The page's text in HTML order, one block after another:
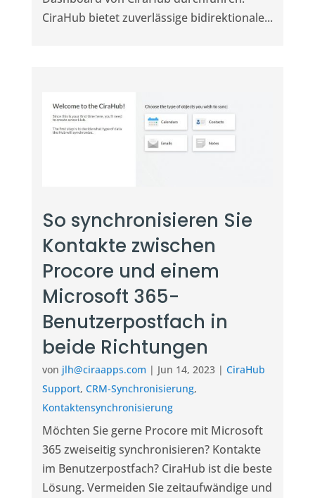
CiraHub bietet zuverlässige bidirektionale...
So synchronisieren Sie
Kontakte zwischen
Procore und einem
Microsoft 365-
Benutzerpostfach in
beide Richtungen
von jlh@ciraapps.com | Jun 14, 2023| CiraHub
Support, CRM-Synchronisierung,
Kontaktensynchronisierung
Möchten Sie gerne Procore mit Microsoft
365 zweiseitig synchronisieren? Kontakte
im Benutzerpostfach? CiraHub ist die beste
Lösung. Vermeiden Sie zeitaufwändige und